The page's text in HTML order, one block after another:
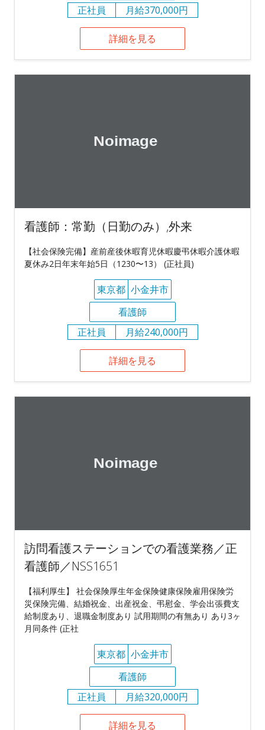
正社員
月給370,000円
詳細を見る
看護師：常勤（日勤のみ）,外来
【社会保険完備】産前産後休暇育児休暇慶弔休暇介護休暇
夏休み2日年末年始5日（1230〜13） (正社員)
東京都 小金井市
看護師
正社員
月給240,000円
詳細を見る
訪問看護ステーションでの看護業務／正
看護師／NSS1651
【福利厚生】 社会保険厚生年金保険健康保険雇用保険労
災保険完備、結婚祝金、出産祝金、弔慰金、学会出張費支
給制度あり、退職金制度あり 試用期間の有無あり あり3ヶ
月同条件 (正社
東京都 小金井市
看護師
正社員
月給320,000円
詳細を見る